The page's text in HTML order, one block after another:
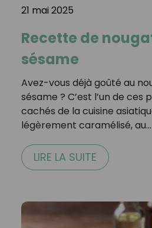
21 mai 2025
Recette de
sésame
Avez-vous déjà goûté au
sésame ? C’est l’un de ces
cachés de la cuisine
légèrement caramélisé, au…
LIRE LA SUITE